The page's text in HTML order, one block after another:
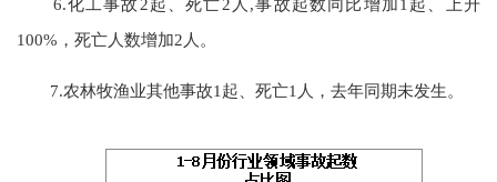
6.化工事故2起、死亡2人,事故起数同比增加1起、上升
100%，死亡人数增加2人。
7.农林牧渔业其他事故1起、死亡1人，去年同期未发生。